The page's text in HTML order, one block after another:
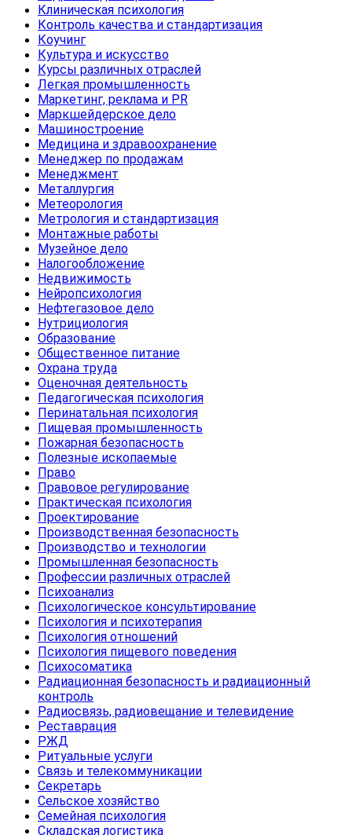
Клиническая психология
Контроль качества и стандартизация
Коучинг
Культура и искусство
Курсы различных отраслей
Легкая промышленность
Маркетинг, реклама и PR
Маркшейдерское дело
Машиностроение
Медицина и здравоохранение
Менеджер по продажам
Менеджмент
Металлургия
Метеорология
Метрология и стандартизация
Монтажные работы
Музейное дело
Налогообложение
Недвижимость
Нейропсихология
Нефтегазовое дело
Нутрициология
Образование
Общественное питание
Охрана труда
Оценочная деятельность
Педагогическая психология
Перинатальная психология
Пищевая промышленность
Пожарная безопасность
Полезные ископаемые
Право
Правовое регулирование
Практическая психология
Проектирование
Производственная безопасность
Производство и технологии
Промышленная безопасность
Профессии различных отраслей
Психоанализ
Психологическое консультирование
Психология и психотерапия
Психология отношений
Психология пищевого поведения
Психосоматика
Радиационная безопасность и радиационный
контроль
Радиосвязь, радиовещание и телевидение
Реставрация
РЖД
Ритуальные услуги
Связь и телекоммуникации
Секретарь
Сельское хозяйство
Семейная психология
Складская логистика